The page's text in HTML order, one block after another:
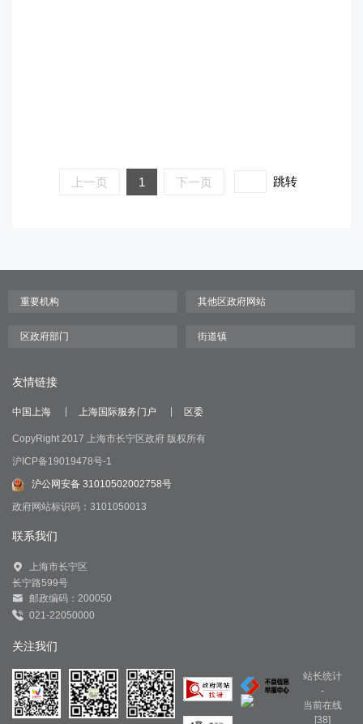
上一页 1 下一页 跳转
友情链接
中国上海 上海国际服务门户 区委
CopyRight 2017 上海市长宁区政府 版权所有
沪ICP备19019478号-1
沪公网安备 31010502002758号
政府网站标识码：3101050013
联系我们
上海市长宁区
长宁路599号
邮政编码：200050
021-22050000
关注我们
站长统计
-
当前在线
[38]